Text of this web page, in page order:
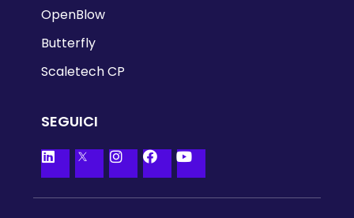
OpenBlow
Butterfly
Scaletech CP
SEGUICI